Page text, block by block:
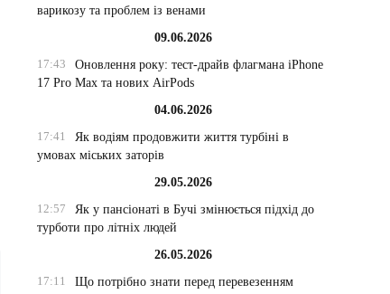
варикозу та проблем із венами
09.06.2026
17:43
Оновлення року: тест-драйв флагмана iPhone
17 Pro Max та нових AirPods
04.06.2026
17:41
Як водіям продовжити життя турбіні в
умовах міських заторів
29.05.2026
12:57
Як у пансіонаті в Бучі змінюється підхід до
турботи про літніх людей
26.05.2026
17:11
Що потрібно знати перед перевезенням